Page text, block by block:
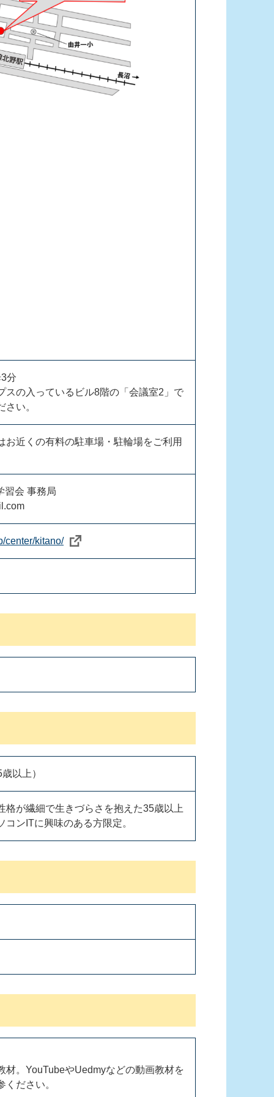
分
スの入っているビル8階の「会議室2」で
い。
お近くの有料の駐車場・駐輪場をご利用
習会 事務局
center/kitano/
以上）
格が繊細で生きづらさを抱えた35歳以上
ンITに興味のある方限定。
材。YouTubeやUedmyなどの動画教材を
ださい。